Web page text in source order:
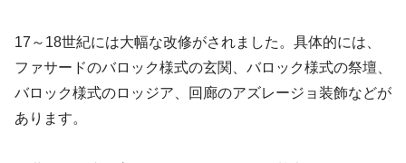
17～18世紀には大幅な改修がされました。具体的には、
ファサードのバロック様式の玄関、バロック様式の祭壇、
バロック様式のロッジア、回廊のアズレージョ装飾などが
あります。